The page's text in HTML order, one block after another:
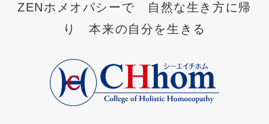
ZENホメオパシーで 自然な生き方に帰
り 本来の自分を生きる